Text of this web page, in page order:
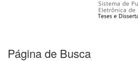
Página de Busca